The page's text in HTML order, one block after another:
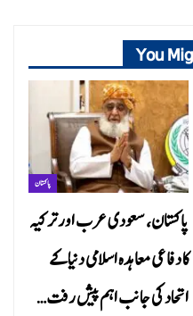
You
پاکستان
پاکستان، سعودی عرب اور ترکیہ
کا دفاعی معاہدہ اسلامی دنیا کے
اتحاد کی جانب اہم پیش رفت…